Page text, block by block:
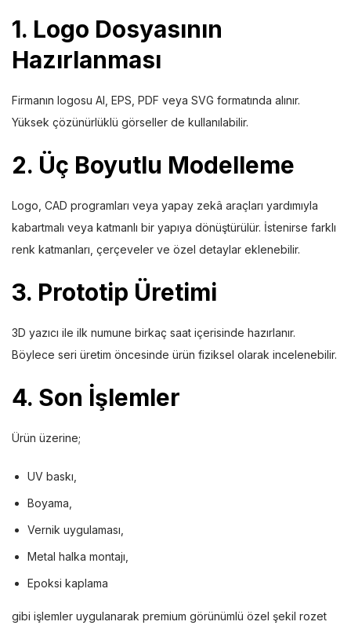
1. Logo Dosyasının
Hazırlanması
Firmanın logosu AI, EPS, PDF veya SVG formatında alınır.
Yüksek çözünürlüklü görseller de kullanılabilir.
2. Üç Boyutlu Modelleme
Logo, CAD programları veya yapay zekâ araçları yardımıyla
kabartmalı veya katmanlı bir yapıya dönüştürülür. İstenirse farklı
renk katmanları, çerçeveler ve özel detaylar eklenebilir.
3. Prototip Üretimi
3D yazıcı ile ilk numune birkaç saat içerisinde hazırlanır.
Böylece seri üretim öncesinde ürün fiziksel olarak incelenebilir.
4. Son İşlemler
Ürün üzerine;
UV baskı,
Boyama,
Vernik uygulaması,
Metal halka montajı,
Epoksi kaplama
gibi işlemler uygulanarak premium görünümlü özel şekil rozet